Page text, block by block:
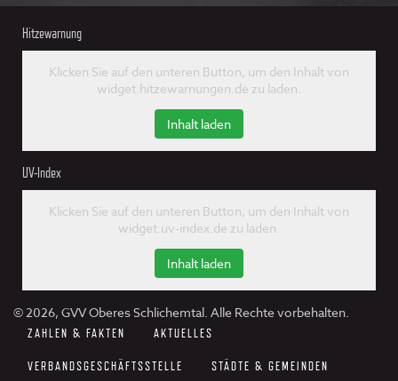
Hitzewarnung
Klicken Sie auf den unteren Button, um den Inhalt von
widget.hitzewarnungen.de zu laden.
Inhalt laden
UV-Index
Klicken Sie auf den unteren Button, um den Inhalt von
widget.uv-index.de zu laden.
Inhalt laden
© 2026, GVV Oberes Schlichemtal. Alle Rechte vorbehalten.
ZAHLEN & FAKTEN AKTUELLES
VERBANDSGESCHÄFTSSTELLE STÄDTE & GEMEINDEN